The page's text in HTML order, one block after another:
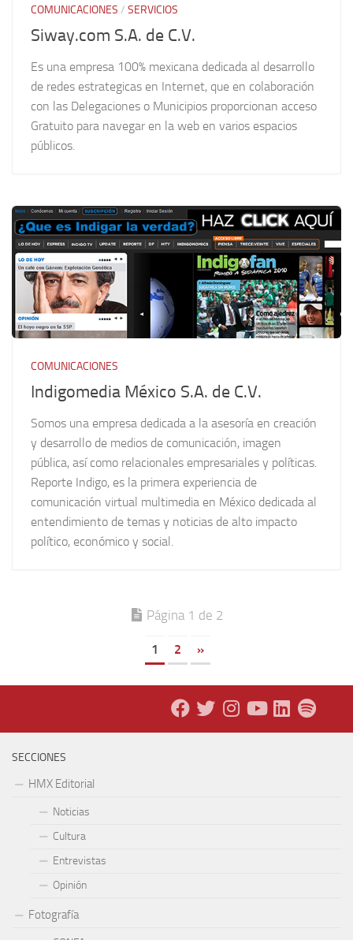
COMUNICACIONES / SERVICIOS
Siway.com S.A. de C.V.
Es una empresa 100% mexicana dedicada al desarrollo
de redes estrategicas en Internet, que en colaboración
con las Delegaciones o Municipios proporcionan acceso
Gratuito para navegar en la web en varios espacios
públicos.
COMUNICACIONES
Indigomedia México S.A. de C.V.
Somos una empresa dedicada a la asesoría en creación
y desarrollo de medios de comunicación, imagen
pública, así como relacionales empresariales y políticas.
Reporte Indigo, es la primera experiencia de
comunicación virtual multimedia en México dedicada al
entendimiento de temas y noticias de alto impacto
político, económico y social.
Página 1 de 2
1 2 »
SECCIONES
HMX Editorial
Noticias
Cultura
Entrevistas
Opinión
Fotografía